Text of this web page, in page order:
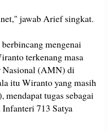
jawab Arief singkat.
mengenai
terkenang masa
Nasional (AMN) di
itu Wiranto yang masih
mendapat tugas sebagai
713 Satya